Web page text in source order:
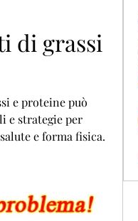
di grassi
e proteine può
e strategie per
e forma fisica.